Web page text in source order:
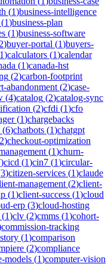
(1)business-intelligence
(1)business-plan
(1)business-software
2)buyer-portal (1)buyers-
1)calculators (1)calendar
(1)canada-hst
(2)carbon-footprint
abandonment (2)case-
(4)catalog (2)catalog-sync
(2)cfdi (1)cfo
(1)chargebacks
(6)chatbots (1)chatgpt
2)checkout-optimization
(1)churn-
)cicd (1)cin7 (1)circular-
3)citizen-services (1)claude
management (2)client-
(1)client-success (1)cloud
erp (3)cloud-hosting
(1)clv (2)cmms (1)cohort-
commission-tracking
(1)comparison
(2)compliance
models (1)computer-vision